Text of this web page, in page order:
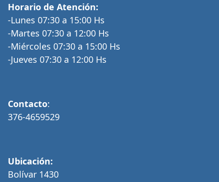
Horario de Atención:
-Lunes 07:30 a 15:00 Hs
-Martes 07:30 a 12:00 Hs
-Miércoles 07:30 a 15:00 Hs
-Jueves 07:30 a 12:00 Hs
Contacto:
376-4659529
Ubicación:
Bolívar 1430